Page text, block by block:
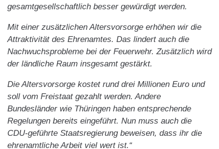
gesamtgesellschaftlich besser gewürdigt werden.
Mit einer zusätzlichen Altersvorsorge erhöhen wir die
Attraktivität des Ehrenamtes. Das lindert auch die
Nachwuchsprobleme bei der Feuerwehr. Zusätzlich wird
der ländliche Raum insgesamt gestärkt.
Die Altersvorsorge kostet rund drei Millionen Euro und
soll vom Freistaat gezahlt werden. Andere
Bundesländer wie Thüringen haben entsprechende
Regelungen bereits eingeführt. Nun muss auch die
CDU-geführte Staatsregierung beweisen, dass ihr die
ehrenamtliche Arbeit viel wert ist.“